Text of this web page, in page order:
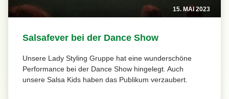
15. MAI 2023
Salsafever bei der Dance Show
Unsere Lady Styling Gruppe hat eine wunderschöne
Performance bei der Dance Show hingelegt. Auch
unsere Salsa Kids haben das Publikum verzaubert.